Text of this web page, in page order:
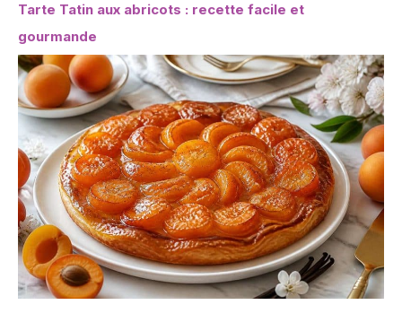
Tarte Tatin aux abricots : recette facile et
gourmande